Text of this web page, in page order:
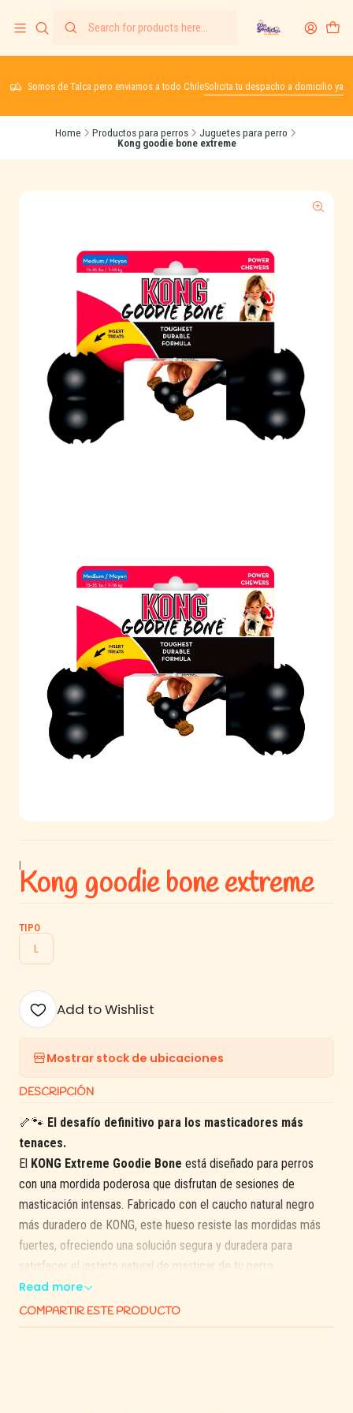
Somos de Talca pero enviamos a todo ChileSolicita tu despacho a domicilio ya
Home Productos para perros
Juguetes para perro
Kong goodie bone extreme
|
Kong goodie bone extreme
TIPO
L
Add to Wishlist
Mostrar stock de ubicaciones
DESCRIPCIÓN
🦴🐾 El desafío definitivo para los masticadores más
tenaces.
El KONG Extreme Goodie Bone está diseñado para perros
con una mordida poderosa que disfrutan de sesiones de
masticación intensas. Fabricado con el caucho natural negro
más duradero de KONG, este hueso resiste las mordidas más
fuertes, ofreciendo una solución segura y duradera para
satisfacer el instinto natural de masticar de tu perro.
Read more
COMPARTIR ESTE PRODUCTO